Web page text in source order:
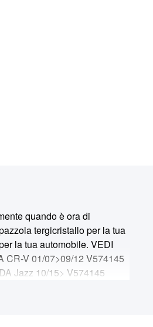
quando è ora di
tergicristallo per la tua
la tua automobile. VEDI
CR-V 01/07>09/12 V574145
Jazz 10/15> V574145
V574158 V574196